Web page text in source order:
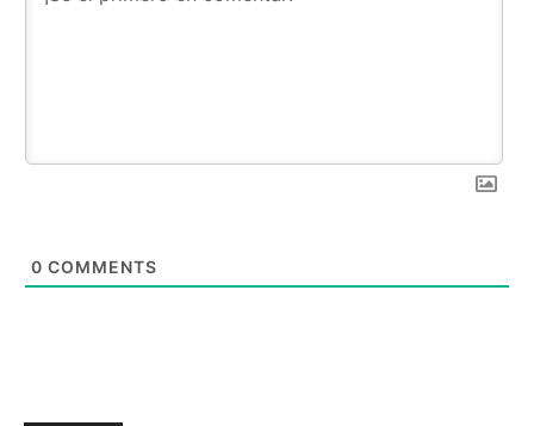
0 COMMENTS